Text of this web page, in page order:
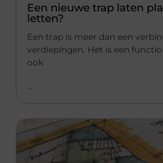
Een nieuwe trap laten
letten?
Een trap is meer dan een
verdiepingen. Het is een
ook